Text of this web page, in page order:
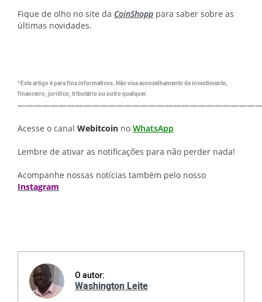
Fique de olho no site da CoinShopp para saber sobre as
últimas novidades.
*Este artigo é para fins informativos. Não visa aconselhamento de investimento,
financeiro, jurídico, tributário ou outro qualquer.
Acesse o canal Webitcoin no WhatsApp
Lembre de ativar as notificações para não perder nada!
Acompanhe nossas notícias também pelo nosso
Instagram
O autor:
Washington Leite